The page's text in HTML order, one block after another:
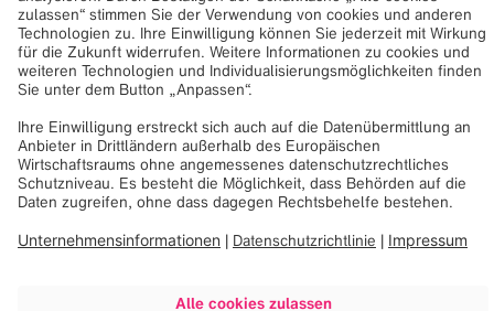
Bei Brainlab wird Diversität, Inklusion, Akzeptanz und
Vielfalt im gesamten Unternehmen gelebt, im Pride Month
Juni leuchtet der Brainlab Tower daher in den
Weitere Informationen über die African Human Rights
Coalition:https://www.africanhrc.org/donate
Statement von Brainlab Gründer und CEO, Stefan
https://www.linkedin.com/posts/